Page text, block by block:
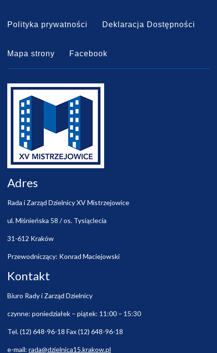
Polityka prywatności Deklaracja Dostępności
Mapa strony Facebook
Adres
Rada i Zarząd Dzielnicy XV Mistrzejowice
ul. Miśnieńska 58 / os. Tysiąclecia
31-612 Kraków
Przewodniczący: Konrad Maciejowski
Kontakt
Biuro Rady i Zarząd Dzielnicy
czynne: poniedziałek – piątek: 11:00 – 15:30
Tel. (12) 648-96-18 Fax (12) 648-96-18
e-mail: rada@dzielnica15.krakow.pl